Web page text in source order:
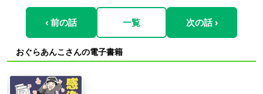
‹ 前の話 一覧 次の話 ›
おぐらあんこさんの電子書籍